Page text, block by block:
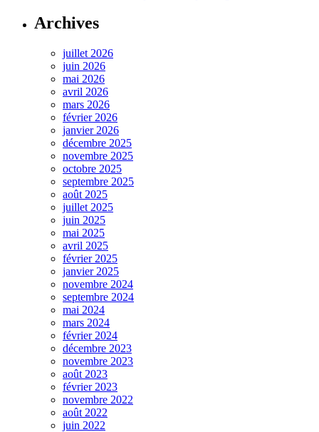
Archives
juillet 2026
juin 2026
mai 2026
avril 2026
mars 2026
février 2026
janvier 2026
décembre 2025
novembre 2025
octobre 2025
septembre 2025
août 2025
juillet 2025
juin 2025
mai 2025
avril 2025
février 2025
janvier 2025
novembre 2024
septembre 2024
mai 2024
mars 2024
février 2024
décembre 2023
novembre 2023
août 2023
février 2023
novembre 2022
août 2022
juin 2022